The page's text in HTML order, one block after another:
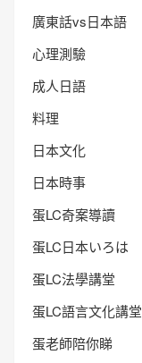
廣東話vs日本語
心理測驗
成人日語
料理
日本文化
日本時事
蛋LC奇案導讀
蛋LC日本いろは
蛋LC法學講堂
蛋LC語言文化講堂
蛋老師陪你睇